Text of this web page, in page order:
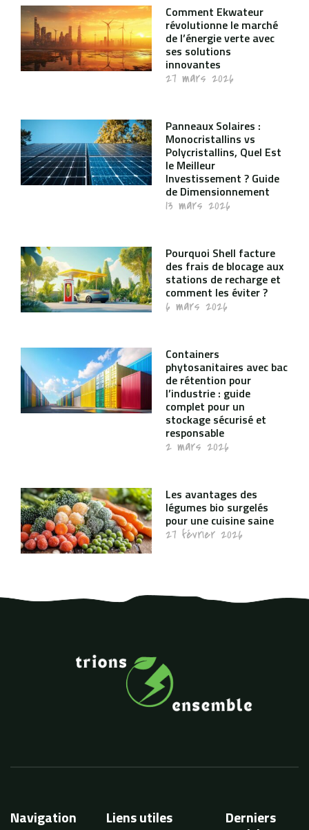
Comment Ekwateur
révolutionne le marché
de l’énergie verte avec
ses solutions
innovantes
27 mars 2026
Panneaux Solaires :
Monocristallins vs
Polycristallins, Quel Est
le Meilleur
Investissement ? Guide
de Dimensionnement
13 mars 2026
Pourquoi Shell facture
des frais de blocage aux
stations de recharge et
comment les éviter ?
6 mars 2026
Containers
phytosanitaires avec bac
de rétention pour
l’industrie : guide
complet pour un
stockage sécurisé et
responsable
2 mars 2026
Les avantages des
légumes bio surgelés
pour une cuisine saine
27 février 2026
Navigation Liens utiles Derniers